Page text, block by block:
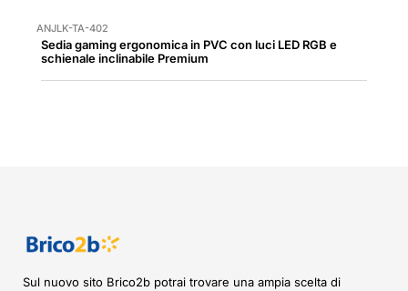
ANJLK-TA-402
Sedia gaming ergonomica in PVC con luci LED RGB e
schienale inclinabile Premium
Sul nuovo sito Brico2b potrai trovare una ampia scelta di